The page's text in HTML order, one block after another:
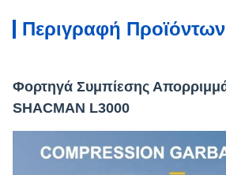
Περιγραφή Προϊόντων
Φορτηγά Συμπίεσης
SHACMAN L3000